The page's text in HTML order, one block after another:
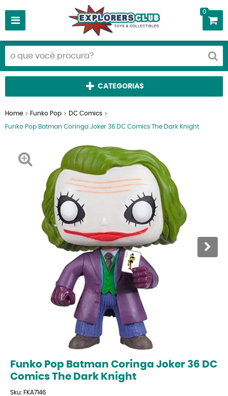
0
CATEGORIAS
Home Funko Pop DC Comics
Funko Pop Batman Coringa Joker 36 DC Comics The Dark Knight
Funko Pop Batman Coringa Joker 36 DC
Comics The Dark Knight
Sku: FKA7146